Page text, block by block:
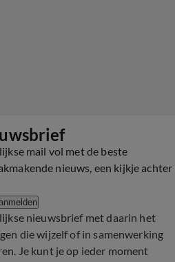
mail vol met de beste
nieuws, een kijkje achter
nieuwsbrief met daarin het
die wijzelf of in samenwerking
Je kunt je op ieder moment